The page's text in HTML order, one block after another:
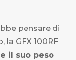
pensare di
GFX 100RF
il suo peso